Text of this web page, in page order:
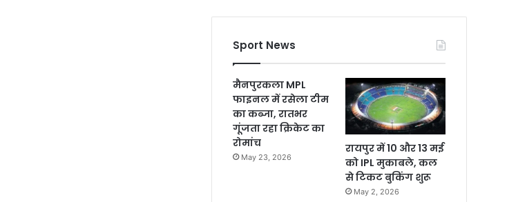
Sport News
मैनपुरकला MPL
फाइनल में रसेला टीम
का कब्जा, रातभर
गूंजता रहा क्रिकेट का
रोमांच
May 23, 2026
रायपुर में 10 और 13 मई
को IPL मुकाबले, कल
से टिकट बुकिंग शुरू
May 2, 2026